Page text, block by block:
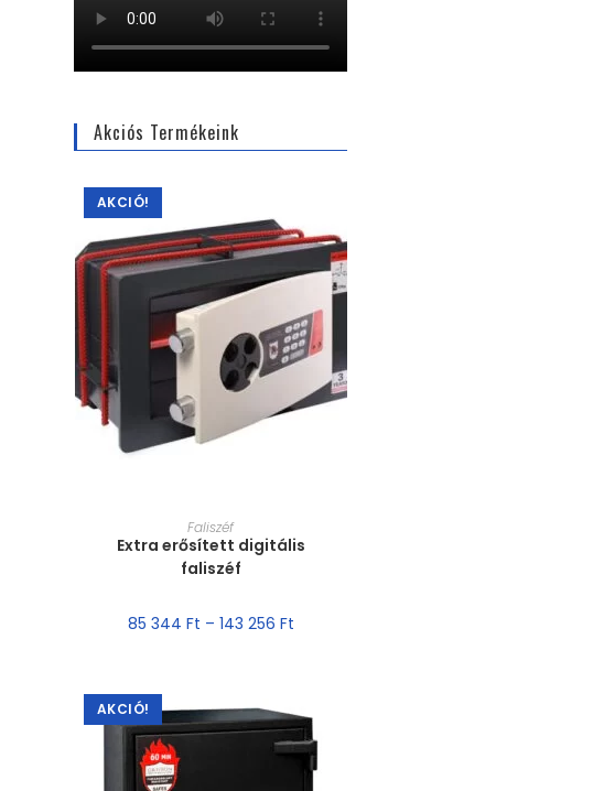
Akciós Termékeink
AKCIÓ!
MÉRET VÁLASZTÁSA
Faliszéf
Extra erősített digitális
faliszéf
85 344 Ft – 143 256 Ft
AKCIÓ!